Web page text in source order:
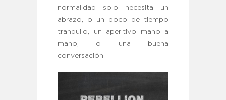
normalidad solo necesita un
abrazo, o un poco de tiempo
tranquilo, un aperitivo mano a
mano, o una buena
conversación.